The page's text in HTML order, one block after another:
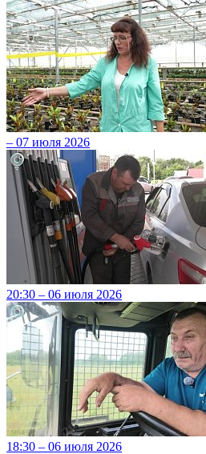
– 07 июля 2026
20:30 – 06 июля 2026
18:30 – 06 июля 2026